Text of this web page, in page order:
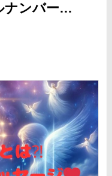
ナンバー…